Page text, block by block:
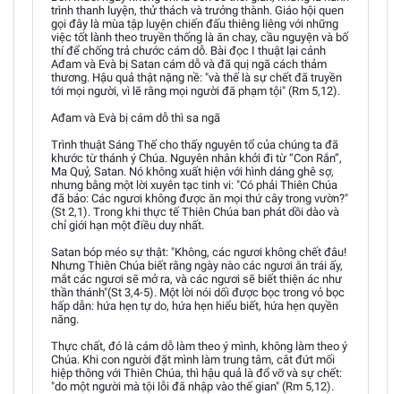
trình thanh luyện, thử thách và trưởng thành. Giáo hội quen
gọi đây là mùa tập luyện chiến đấu thiêng liêng với những
việc tốt lành theo truyền thống là ăn chay, cầu nguyện và bố
thí để chống trả chước cám dỗ. Bài đọc I thuật lại cảnh
Ađam và Evà bị Satan cám dỗ và đã quị ngã cách thảm
thương. Hậu quả thật nặng nề: "và thế là sự chết đã truyền
tới mọi người, vì lẽ rằng mọi người đã phạm tội" (Rm 5,12).
Ađam và Evà bị cám dỗ thì sa ngã
Trình thuật Sáng Thế cho thấy nguyên tổ của chúng ta đã
khước từ thánh ý Chúa. Nguyên nhân khởi đi từ “Con Rắn”,
Ma Quỷ, Satan. Nó không xuất hiện với hình dáng ghê sợ,
nhưng bằng một lời xuyên tạc tinh vi: "Có phải Thiên Chúa
đã bảo: Các ngươi không được ăn mọi thứ cây trong vườn?"
(St 2,1). Trong khi thực tế Thiên Chúa ban phát dồi dào và
chỉ giới hạn một điều duy nhất.
Satan bóp méo sự thật: "Không, các ngươi không chết đâu!
Nhưng Thiên Chúa biết rằng ngày nào các ngươi ăn trái ấy,
mắt các ngươi sẽ mở ra, và các ngươi sẽ biết thiện ác như
thần thánh"(St 3,4-5). Một lời nói dối được bọc trong vỏ bọc
hấp dẫn: hứa hẹn tự do, hứa hẹn hiểu biết, hứa hẹn quyền
năng.
Thực chất, đó là cám dỗ làm theo ý mình, không làm theo ý
Chúa. Khi con người đặt mình làm trung tâm, cắt đứt mối
hiệp thông với Thiên Chúa, thì hậu quả là đổ vỡ và sự chết:
"do một người mà tội lỗi đã nhập vào thế gian" (Rm 5,12).